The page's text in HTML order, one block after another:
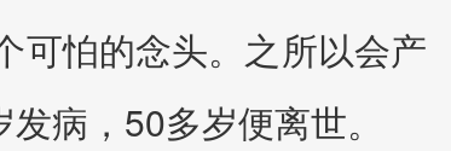
可怕的念头。之所以会产
病，50多岁便离世。